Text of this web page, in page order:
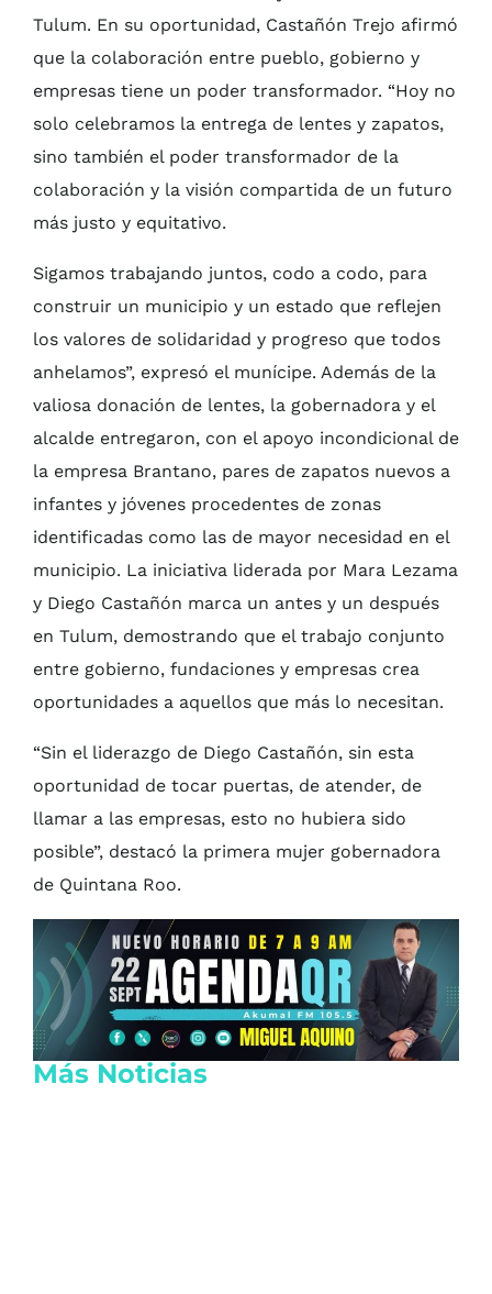
Tulum. En su oportunidad, Castañón Trejo afirmó
que la colaboración entre pueblo, gobierno y
empresas tiene un poder transformador. “Hoy no
solo celebramos la entrega de lentes y zapatos,
sino también el poder transformador de la
colaboración y la visión compartida de un futuro
más justo y equitativo.
Sigamos trabajando juntos, codo a codo, para
construir un municipio y un estado que reflejen
los valores de solidaridad y progreso que todos
anhelamos”, expresó el munícipe. Además de la
valiosa donación de lentes, la gobernadora y el
alcalde entregaron, con el apoyo incondicional de
la empresa Brantano, pares de zapatos nuevos a
infantes y jóvenes procedentes de zonas
identificadas como las de mayor necesidad en el
municipio. La iniciativa liderada por Mara Lezama
y Diego Castañón marca un antes y un después
en Tulum, demostrando que el trabajo conjunto
entre gobierno, fundaciones y empresas crea
oportunidades a aquellos que más lo necesitan.
“Sin el liderazgo de Diego Castañón, sin esta
oportunidad de tocar puertas, de atender, de
llamar a las empresas, esto no hubiera sido
posible”, destacó la primera mujer gobernadora
de Quintana Roo.
Más Noticias